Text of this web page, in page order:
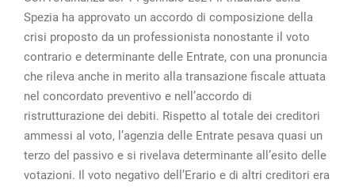
Spezia ha approvato un accordo di composizione della
crisi proposto da un professionista nonostante il voto
contrario e determinante delle Entrate, con una pronuncia
che rileva anche in merito alla transazione fiscale attuata
nel concordato preventivo e nell’accordo di
ristrutturazione dei debiti. Rispetto al totale dei creditori
ammessi al voto, l’agenzia delle Entrate pesava quasi un
terzo del passivo e si rivelava determinante all’esito delle
votazioni. Il voto negativo dell’Erario e di altri creditori era